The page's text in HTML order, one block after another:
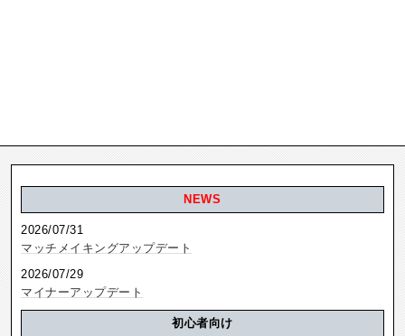
NEWS
2026/07/31
マッチメイキングアップデート
2026/07/29
マイナーアップデート
初心者向け